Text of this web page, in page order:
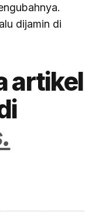
dijamin di
artikel